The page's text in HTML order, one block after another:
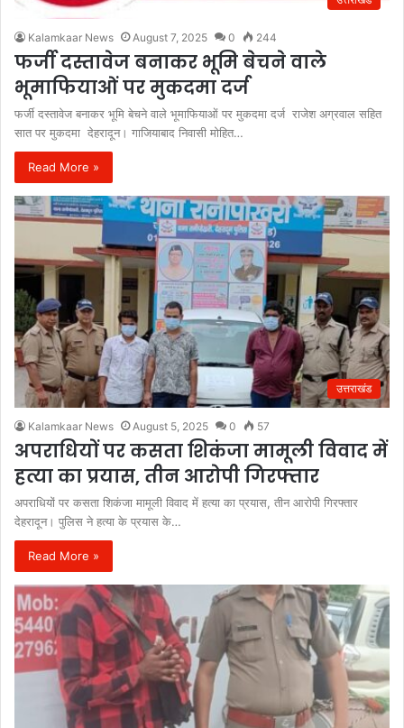
Kalamkaar News August 7, 2025 0 244
फर्जी दस्तावेज बनाकर भूमि बेचने वाले
भूमाफियाओं पर मुकदमा दर्ज
फर्जी दस्तावेज बनाकर भूमि बेचने वाले भूमाफियाओं पर मुकदमा दर्ज राजेश अग्रवाल सहित
सात पर मुकदमा देहरादून। गाजियाबाद निवासी मोहित…
Read More »
उत्तराखंड
Kalamkaar News August 5, 2025 0 57
अपराधियों पर कसता शिकंजा मामूली विवाद में
हत्या का प्रयास, तीन आरोपी गिरफ्तार
अपराधियों पर कसता शिकंजा मामूली विवाद में हत्या का प्रयास, तीन आरोपी गिरफ्तार
देहरादून। पुलिस ने हत्या के प्रयास के…
Read More »